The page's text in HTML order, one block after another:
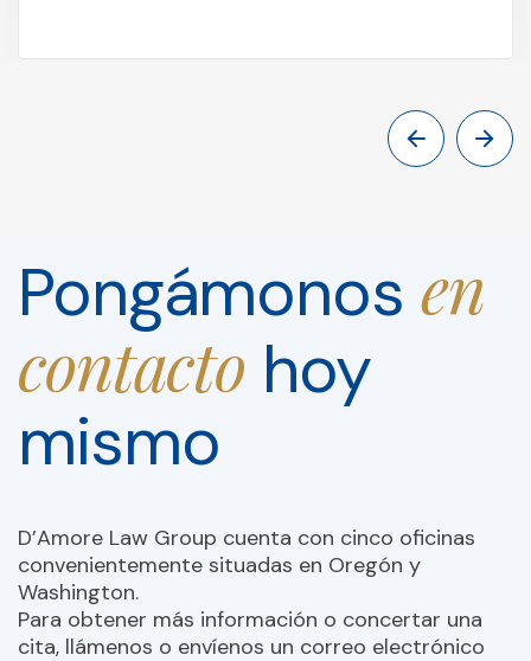
Pongámonos en
contacto hoy
mismo
D’Amore Law Group cuenta con cinco oficinas
convenientemente situadas en Oregón y
Washington.
Para obtener más información o concertar una
cita, llámenos o envíenos un correo electrónico